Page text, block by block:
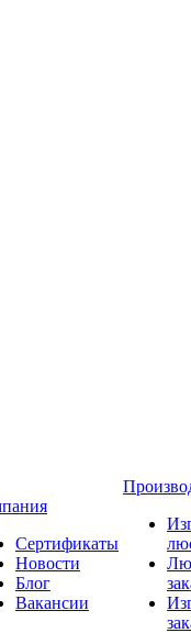
Сертификаты
Новости
Блог
Вакансии